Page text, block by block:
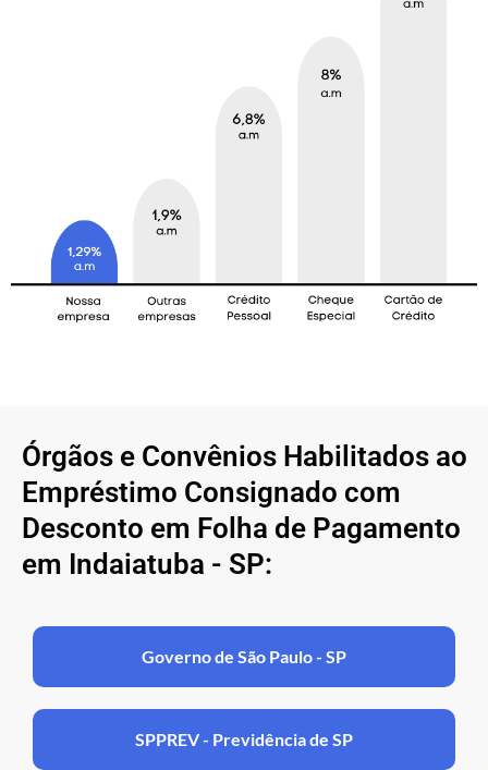
Órgãos e Convênios Habilitados ao
Empréstimo Consignado com
Desconto em Folha de Pagamento
em Indaiatuba - SP:
Governo de São Paulo - SP
SPPREV - Previdência de SP